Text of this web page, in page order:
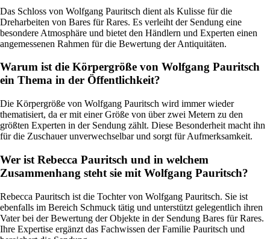
Das Schloss von Wolfgang Pauritsch dient als Kulisse für die
Dreharbeiten von Bares für Rares. Es verleiht der Sendung eine
besondere Atmosphäre und bietet den Händlern und Experten einen
angemessenen Rahmen für die Bewertung der Antiquitäten.
Warum ist die Körpergröße von Wolfgang Pauritsch
ein Thema in der Öffentlichkeit?
Die Körpergröße von Wolfgang Pauritsch wird immer wieder
thematisiert, da er mit einer Größe von über zwei Metern zu den
größten Experten in der Sendung zählt. Diese Besonderheit macht ihn
für die Zuschauer unverwechselbar und sorgt für Aufmerksamkeit.
Wer ist Rebecca Pauritsch und in welchem
Zusammenhang steht sie mit Wolfgang Pauritsch?
Rebecca Pauritsch ist die Tochter von Wolfgang Pauritsch. Sie ist
ebenfalls im Bereich Schmuck tätig und unterstützt gelegentlich ihren
Vater bei der Bewertung der Objekte in der Sendung Bares für Rares.
Ihre Expertise ergänzt das Fachwissen der Familie Pauritsch und